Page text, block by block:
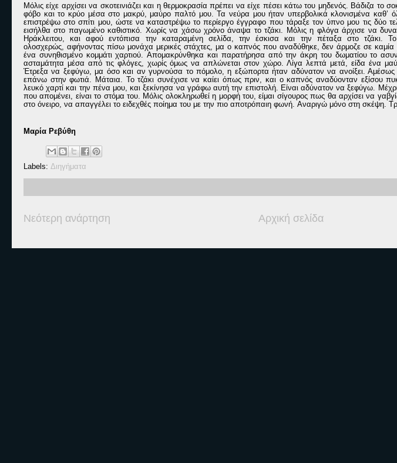
Μόλις είχε αρχίσει να σκοτεινιάζει και η θερμοκρασία πρέπει να είχε πέσει κάτω του μηδενός. Βάδιζα το
φόβο και το κρύο μέσα στο μακρύ, μαύρο παλτό μου.Τα νεύρα μου ήταν υπερβολικά κλονισμένα καθ’
επιστρέψω στο σπίτι μου, ώστε να καταστρέψω το περίεργο έγγραφο που τάραξε τον ύπνο μου τις δύο
εισήλθα στο παγωμένο καθιστικό. Χωρίς να χάσω χρόνο άναψα το τζάκι. Μόλις η φλόγα άρχισε να
Ηράκλειτου, και αφού εντόπισα την καταραμένη σελίδα, την έσκισα και την πέταξα στο τζάκι .
ολοσχερώς αφήνοντας πίσω μονάχα μερικές στάχτες, μα ο καπνός που αναδύθηκε, δεν άρμοζε σε
ένα συνηθισμένο κομμάτι χαρτιού.
Απομακρύνθηκα και παρατήρησα από την άκρη του δωματίου το
ασταμάτητα μέσα από τις φλόγες, χωρίς όμως να απλώνεται στον χώρο . Λίγα λεπτά μετά , είδα ένα
Έτρεξα να ξεφύγω,μα όσο και αν γυρνούσα το πόμολο, η εξώπορτα ήταν αδύνατον να ανοίξει.
επάνω στην φωτιά. Μάταια. Το τζάκι συνέχισε να καίει όπως πριν
και ο καπνός αναδύονταν εξίσου
λευκό χαρτί και την πένα μου και ξεκίνησα να γράφω αυτή την επιστολή. Είναι αδύνατον να ξεφύγω.
που απομένει, είναι το στόμα του. Μόλις ολοκληρωθεί η μορφή του, είμαι σίγουρος πως θα αρχίσει να
στο όνειρο, να απαγγέλει το ειδεχθές ποίημα του με την πιο αποτρόπαιη φωνή. Αναριγώ μόνο στη σκέψη.
Μαρία Ρεβύθη
Labels: Διηγήματα
Νεότερη ανάρτηση Αρχική σελίδα